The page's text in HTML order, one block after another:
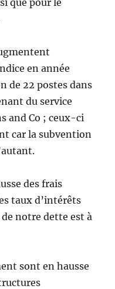
en année
de 22 postes dans
du service
and Co ; ceux-ci
car la subvention
des frais
taux d’intérêts
notre dette est à
sont en hausse